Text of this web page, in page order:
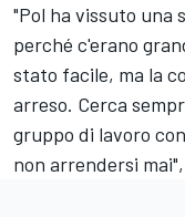
"Pol ha vissuto una
perché c'erano
stato facile, ma la
arreso. Cerca
gruppo di lavoro
non arrendersi